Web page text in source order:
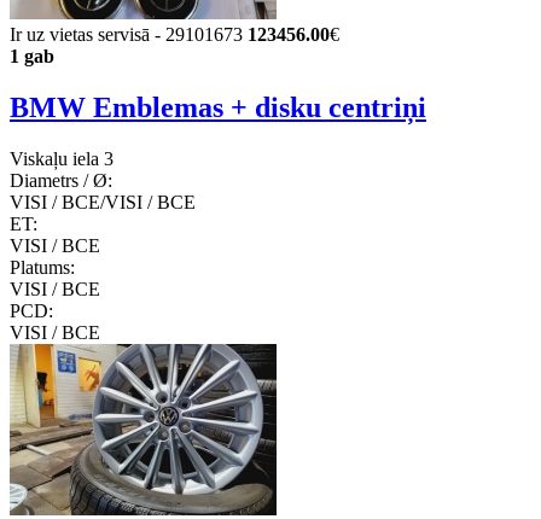
Ir uz vietas servisā - 29101673 123456.00€
1 gab
BMW Emblemas + disku centriņi
Viskaļu iela 3
Diametrs / Ø:
VISI / ВСЕ/VISI / ВСЕ
ET:
VISI / ВСЕ
Platums:
VISI / ВСЕ
PCD:
VISI / ВСЕ